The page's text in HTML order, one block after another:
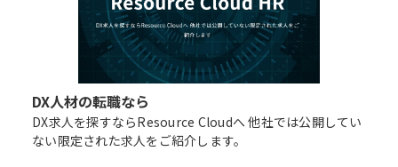
DX人材の転職なら
DX求人を探すならResource Cloudへ 他社では公開してい
ない限定された求人をご紹介します。